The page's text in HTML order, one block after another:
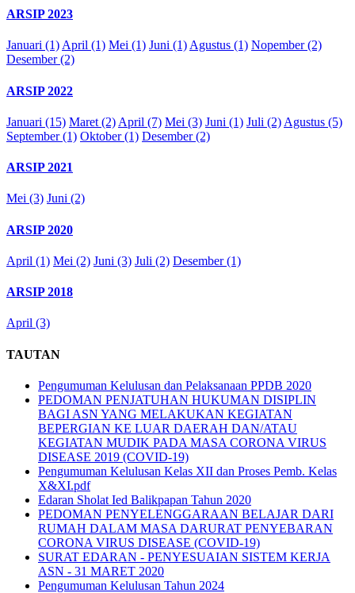
ARSIP 2023
Januari (1) April (1) Mei (1) Juni (1) Agustus (1) Nopember (2)
Desember (2)
ARSIP 2022
Januari (15) Maret (2) April (7) Mei (3) Juni (1) Juli (2) Agustus (5)
September (1) Oktober (1) Desember (2)
ARSIP 2021
Mei (3) Juni (2)
ARSIP 2020
April (1) Mei (2) Juni (3) Juli (2) Desember (1)
ARSIP 2018
April (3)
TAUTAN
Pengumuman Kelulusan dan Pelaksanaan PPDB 2020
PEDOMAN PENJATUHAN HUKUMAN DISIPLIN
BAGI ASN YANG MELAKUKAN KEGIATAN
BEPERGIAN KE LUAR DAERAH DAN/ATAU
KEGIATAN MUDIK PADA MASA CORONA VIRUS
DISEASE 2019 (COVID-19)
Pengumuman Kelulusan Kelas XII dan Proses Pemb. Kelas
X&XI.pdf
Edaran Sholat Ied Balikpapan Tahun 2020
PEDOMAN PENYELENGGARAAN BELAJAR DARI
RUMAH DALAM MASA DARURAT PENYEBARAN
CORONA VIRUS DISEASE (COVID-19)
SURAT EDARAN - PENYESUAIAN SISTEM KERJA
ASN - 31 MARET 2020
Pengumuman Kelulusan Tahun 2024